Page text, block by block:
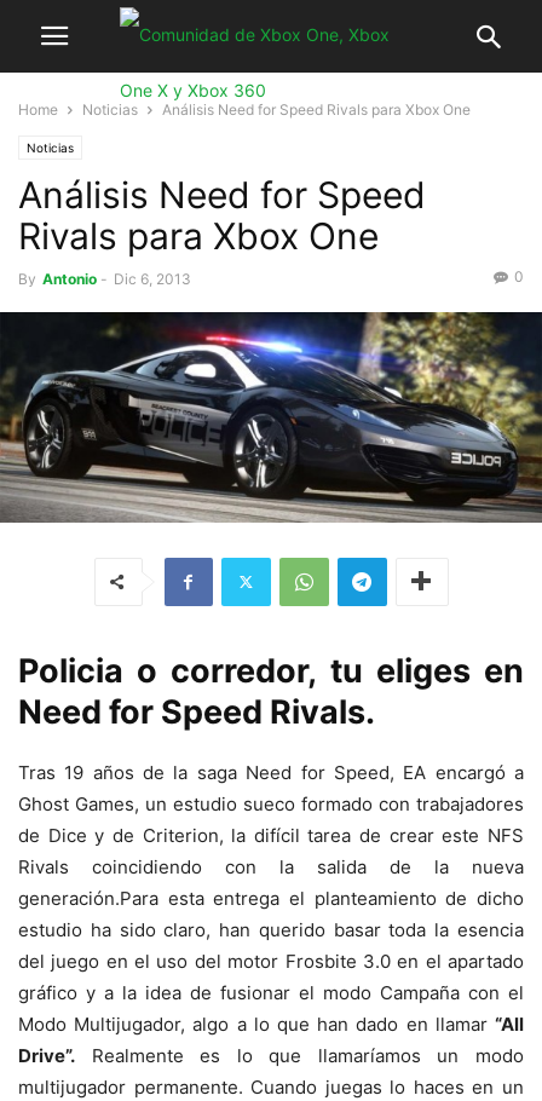
Home Noticias Análisis Need for Speed Rivals para Xbox One
Noticias
Análisis Need for Speed
Rivals para Xbox One
By Antonio - Dic 6, 2013 0
Policia o corredor, tu eliges en
Need for Speed Rivals.
Tras 19 años de la saga Need for Speed, EA encargó a
Ghost Games, un estudio sueco formado con trabajadores
de Dice y de Criterion, la difícil tarea de crear este NFS
Rivals coincidiendo con la salida de la nueva
generación.Para esta entrega el planteamiento de dicho
estudio ha sido claro, han querido basar toda la esencia
del juego en el uso del motor Frosbite 3.0 en el apartado
gráfico y a la idea de fusionar el modo Campaña con el
Modo Multijugador, algo a lo que han dado en llamar “All
Drive”. Realmente es lo que llamaríamos un modo
multijugador permanente. Cuando juegas lo haces en un